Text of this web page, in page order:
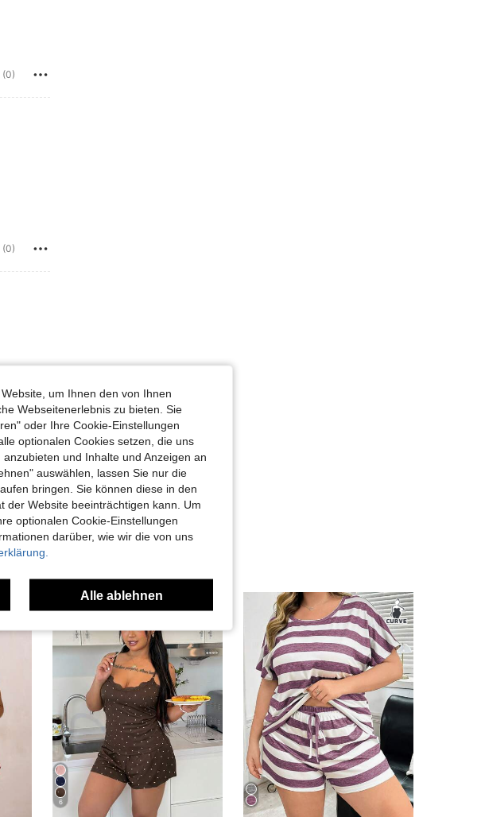
(0)
(0)
(0)
6
um Ihnen den von Ihnen
Webseitenerlebnis zu bieten. Sie
oder Ihre Cookie-Einstellungen
optionalen Cookies setzen, die uns
und Inhalte und Anzeigen an
auswählen, lassen Sie nur die
bringen. Sie können diese in den
der Website beeinträchtigen kann. Um
optionalen Cookie-Einstellungen
darüber, wie wir die von uns
Alle ablehnen